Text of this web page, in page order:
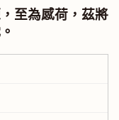
至為感荷，茲將